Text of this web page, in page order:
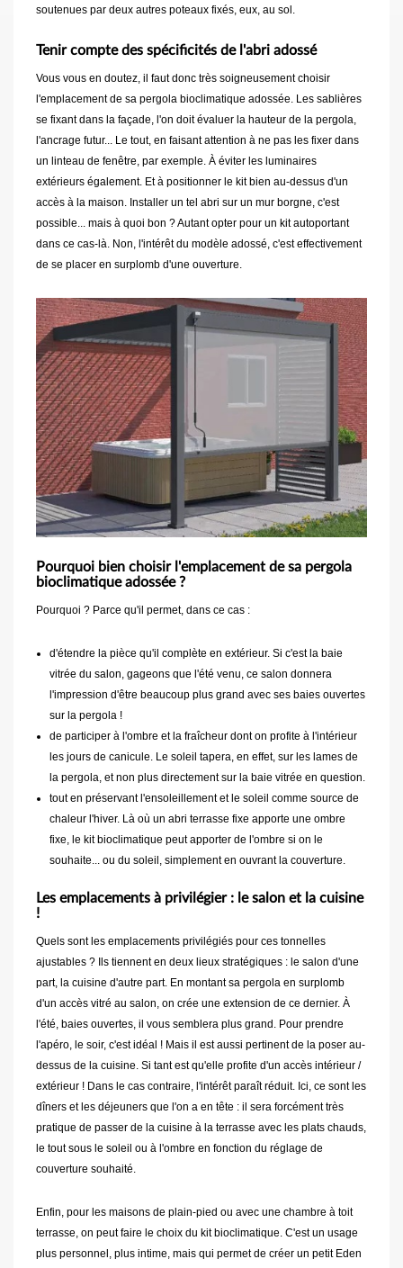
soutenues par deux autres poteaux fixés, eux, au sol.
Tenir compte des spécificités de l'abri adossé
Vous vous en doutez, il faut donc très soigneusement choisir
l'emplacement de sa pergola bioclimatique adossée. Les sablières
se fixant dans la façade, l'on doit évaluer la hauteur de la pergola,
l'ancrage futur... Le tout, en faisant attention à ne pas les fixer dans
un linteau de fenêtre, par exemple. À éviter les luminaires
extérieurs également. Et à positionner le kit bien au-dessus d'un
accès à la maison. Installer un tel abri sur un mur borgne, c'est
possible... mais à quoi bon ? Autant opter pour un kit autoportant
dans ce cas-là. Non, l'intérêt du modèle adossé, c'est effectivement
de se placer en surplomb d'une ouverture.
Pourquoi bien choisir l'emplacement de sa pergola
bioclimatique adossée ?
Pourquoi ? Parce qu'il permet, dans ce cas :
d'étendre la pièce qu'il complète en extérieur. Si c'est la baie
vitrée du salon, gageons que l'été venu, ce salon donnera
l'impression d'être beaucoup plus grand avec ses baies ouvertes
sur la pergola !
de participer à l'ombre et la fraîcheur dont on profite à l'intérieur
les jours de canicule. Le soleil tapera, en effet, sur les lames de
la pergola, et non plus directement sur la baie vitrée en question.
tout en préservant l'ensoleillement et le soleil comme source de
chaleur l'hiver. Là où un abri terrasse fixe apporte une ombre
fixe, le kit bioclimatique peut apporter de l'ombre si on le
souhaite... ou du soleil, simplement en ouvrant la couverture.
Les emplacements à privilégier : le salon et la cuisine
!
Quels sont les emplacements privilégiés pour ces tonnelles
ajustables ? Ils tiennent en deux lieux stratégiques : le salon d'une
part, la cuisine d'autre part. En montant sa pergola en surplomb
d'un accès vitré au salon, on crée une extension de ce dernier. À
l'été, baies ouvertes, il vous semblera plus grand. Pour prendre
l'apéro, le soir, c'est idéal ! Mais il est aussi pertinent de la poser au-
dessus de la cuisine. Si tant est qu'elle profite d'un accès intérieur /
extérieur ! Dans le cas contraire, l'intérêt paraît réduit. Ici, ce sont les
dîners et les déjeuners que l'on a en tête : il sera forcément très
pratique de passer de la cuisine à la terrasse avec les plats chauds,
le tout sous le soleil ou à l'ombre en fonction du réglage de
couverture souhaité.
Enfin, pour les maisons de plain-pied ou avec une chambre à toit
terrasse, on peut faire le choix du kit bioclimatique. C'est un usage
plus personnel, plus intime, mais qui permet de créer un petit Eden